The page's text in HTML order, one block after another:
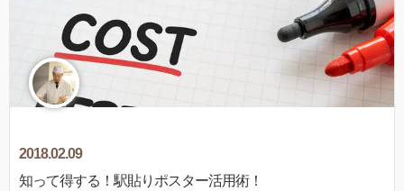
2018.02.09
知って得する！駅貼りポスター活用術！